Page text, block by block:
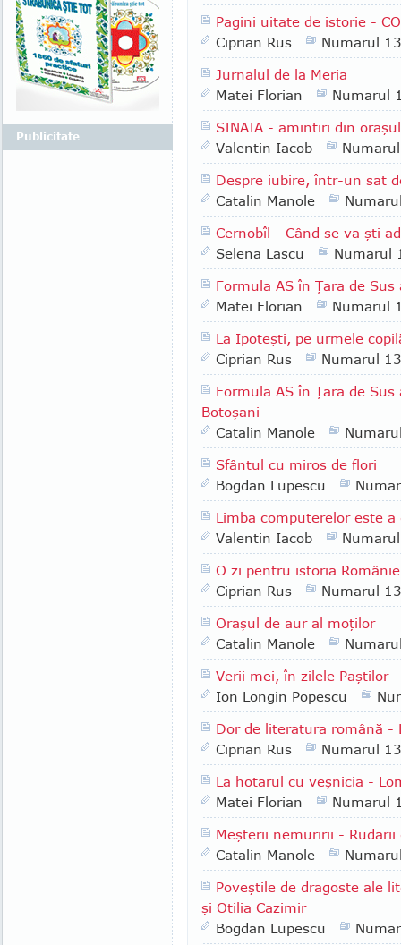
Pagini uitate de istorie -
Ciprian Rus
Numarul
Jurnalul de la Meria
Matei Florian
Numarul
SINAIA - amintiri din
Valentin Iacob
Despre iubire, într-un sat
Catalin Manole
Cernobîl - Când se va şti
Selena Lascu
Numarul
Formula AS în Ţara de
Matei Florian
Numarul
La Ipoteşti, pe urmele
Ciprian Rus
Numarul
Formula AS în Ţara de
Botoşani
Catalin Manole
Sfântul cu miros de flori
Bogdan Lupescu
Limba computerelor este
Valentin Iacob
O zi pentru istoria
Ciprian Rus
Numarul
Oraşul de aur al moţilor
Catalin Manole
Verii mei, în zilele Paştilor
Ion Longin Popescu
Dor de literatura română -
Ciprian Rus
Numarul
La hotarul cu veşnicia -
Matei Florian
Numarul
Meşterii nemuririi - Rudarii
Catalin Manole
Poveştile de dragoste ale
şi Otilia Cazimir
Bogdan Lupescu
Publicitate